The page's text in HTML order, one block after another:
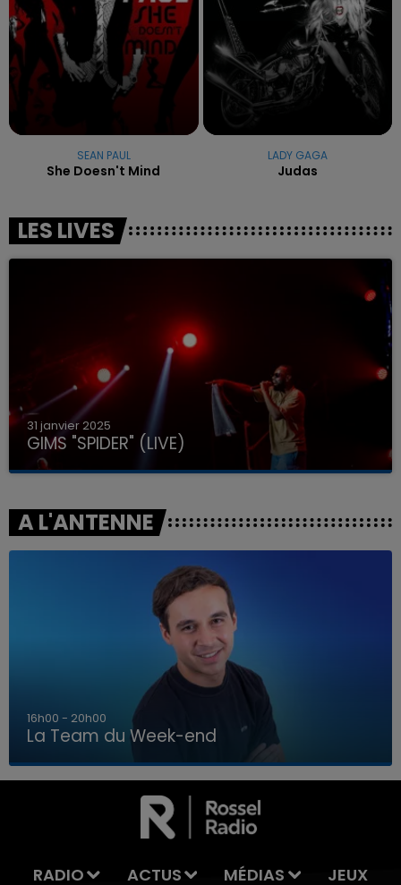
LA TEAM DU WEEK-END
SEAN PAUL
She Doesn't Mind
LADY GAGA
Judas
LES LIVES
31 janvier 2025
GIMS "SPIDER" (LIVE)
A L'ANTENNE
7h00 - 12h00
La Team du Week-end
RADIO ACTUS MÉDIAS JEUX